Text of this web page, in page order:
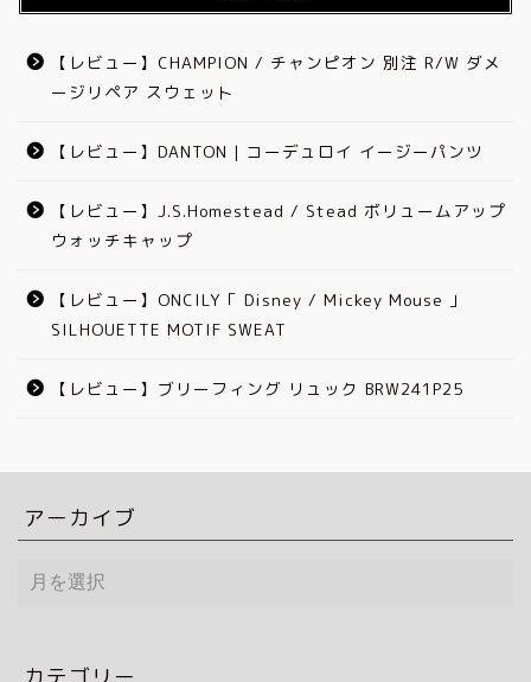
【レビュー】CHAMPION / チャンピオン 別注 R/W ダメ
ージリペア スウェット
【レビュー】DANTON | コーデュロイ イージーパンツ
【レビュー】J.S.Homestead / Stead ボリュームアップ
ウォッチキャップ
【レビュー】ONCILY「 Disney / Mickey Mouse 」
SILHOUETTE MOTIF SWEAT
【レビュー】ブリーフィング リュック BRW241P25
アーカイブ
ア
ー
ブ
カテゴリー